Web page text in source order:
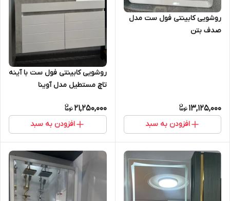
روشویی کابینتی فول ست مدل
صدف بتن
13,125,000
افزودن به سبد
روشویی کابینتی فول ست با آینه
تاچ مستطیل مدل آوینا
21,250,000
افزودن به سبد